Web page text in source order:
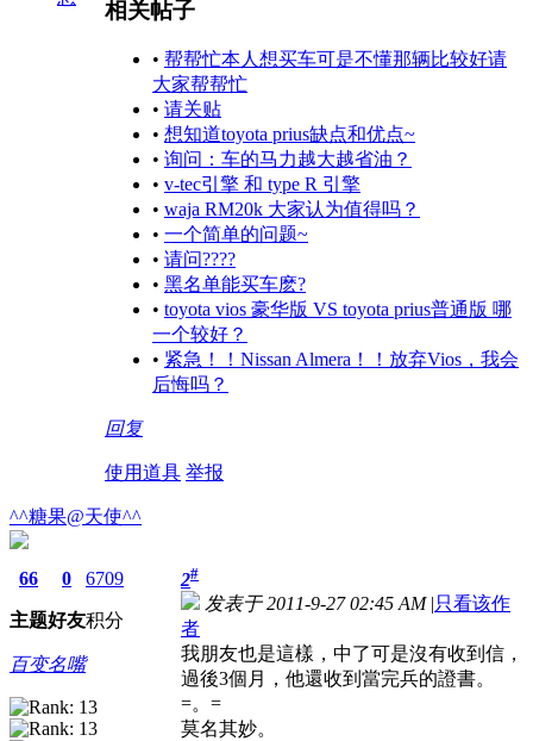
相关帖子
• 帮帮忙本人想买车可是不懂那辆比较好请
大家帮帮忙
• 请关贴
• 想知道toyota prius缺点和优点~
• 询问：车的马力越大越省油？
• v-tec引擎 和 type R 引擎
• waja RM20k 大家认为值得吗？
• 一个简单的问题~
• 请问????
• 黑名单能买车麽?
• toyota vios 豪华版 VS toyota prius普通版 哪
一个较好？
• 紧急！！Nissan Almera！！放弃Vios，我会
后悔吗？
回复
使用道具 举报
^^糖果@天使^^
66
主题
0
好友
6709
积分
百变名嘴
2#
发表于 2011-9-27 02:45 AM |只看该作
者
我朋友也是這樣，中了可是沒有收到信，
過後3個月，他還收到當完兵的證書。
=。=
莫名其妙。